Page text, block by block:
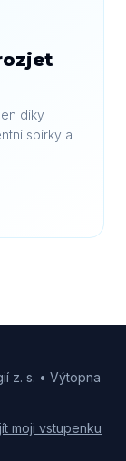
díky
sbírky a
z. s. • Výtopna
moji vstupenku